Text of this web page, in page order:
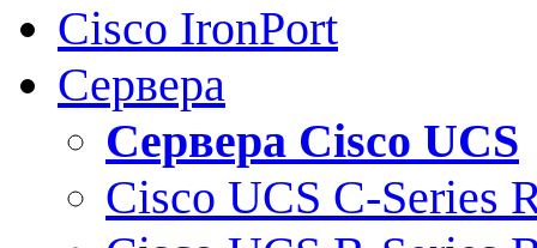
Cisco IronPort
Сервера
Сервера Cisco UCS
Cisco UCS C-Series